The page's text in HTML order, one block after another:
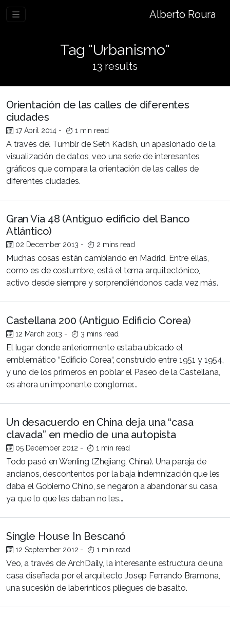
Alberto Roura
Tag "Urbanismo"
13 results
Orientación de las calles de diferentes
ciudades
17 April 2014 - 1 min read
A través del Tumblr de Seth Kadish, un apasionado de la
visualización de datos, veo una serie de interesantes
gráficos que compara la orientación de las calles de
diferentes ciudades.
Gran Vía 48 (Antiguo edificio del Banco
Atlántico)
02 December 2013 - 2 mins read
Muchas cosas están cambiando en Madrid. Entre ellas,
como es de costumbre, está el tema arquitectónico,
activo desde siempre y sorprendiéndonos cada vez más.
Castellana 200 (Antiguo Edificio Corea)
12 March 2013 - 3 mins read
El lugar donde anteriormente estaba ubicado el
emblemático “Edificio Corea“, construido entre 1951 y 1954,
y uno de los primeros en poblar el Paseo de la Castellana,
es ahora un imponente conglomer...
Un desacuerdo en China deja una “casa
clavada” en medio de una autopista
05 December 2012 - 1 min read
Todo pasó en Wenling (Zhejiang, China). Una pareja de
ancianos, descontentos por la baja indemnización que les
daba el Gobierno Chino, se negaron a abandonar su casa,
ya que lo que les daban no les...
Single House In Bescanó
12 September 2012 - 1 min read
Veo, a través de ArchDaily, la interesante estructura de una
casa diseñada por el arquitecto Josep Ferrando Bramona,
una sucesión de laberínticos pliegues de basalto.